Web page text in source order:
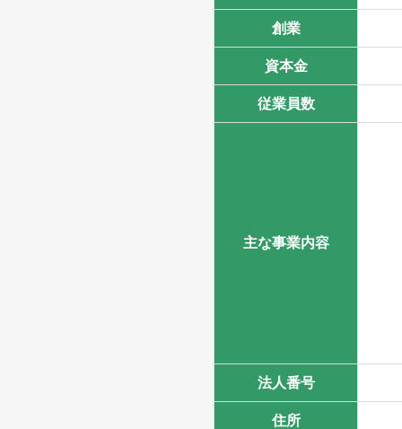
創業
資本金
従業員数
主な事業内容
法人番号
住所